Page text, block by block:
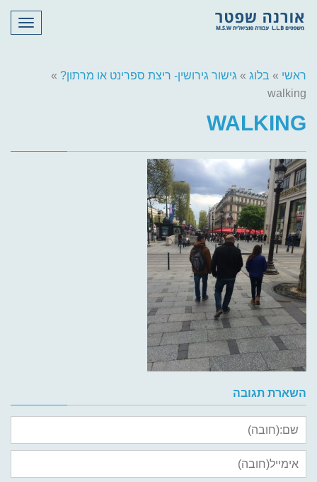
ראשי » בלוג » גישור גירושין- ריצת ספרינט או מרתון? »
walking
WALKING
השארת תגובה